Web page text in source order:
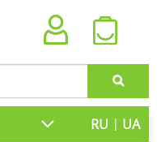
RU | UA